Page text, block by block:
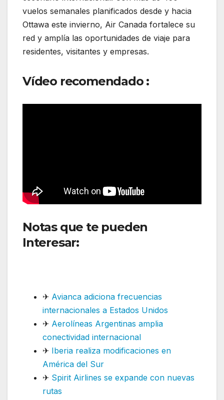
vuelos semanales planificados desde y hacia
Ottawa este invierno, Air Canada fortalece su
red y amplía las oportunidades de viaje para
residentes, visitantes y empresas.
Vídeo recomendado :
Notas que te pueden
Interesar:
✈ Avianca adiciona frecuencias
internacionales a Estados Unidos
✈ Aerolíneas Argentinas amplia
conectividad internacional
✈ Iberia realiza modificaciones en
América del Sur
✈ Spirit Airlines se expande con nuevas
rutas